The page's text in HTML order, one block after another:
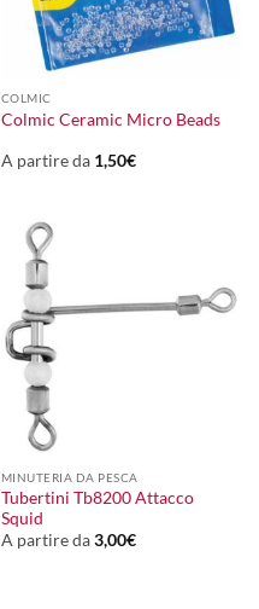
COLMIC
Colmic Ceramic Micro Beads
A partire da 1,50€
MINUTERIA DA PESCA
Tubertini Tb8200 Attacco
Squid
A partire da3,00€